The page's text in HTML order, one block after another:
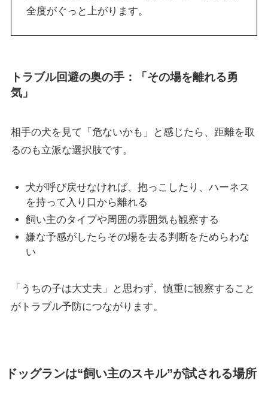
全度がぐっと上がります。
トラブル回避の奥の手：「その場を離れる勇
気」
相手の犬を見て「危ないかも」と感じたら、距離を取
るのも立派な選択肢です。
犬が呼び戻せなければ、抱っこしたり、ハーネス
を持って入り口から離れる
飼い主のタイプや周囲の雰囲気も観察する
嫌な予感がしたらその場を去る判断をためらわな
い
「うちの子は大丈夫」と思わず、慎重に観察すること
がトラブル予防につながります。
ドッグランは“飼い主のスキル”が試される場所